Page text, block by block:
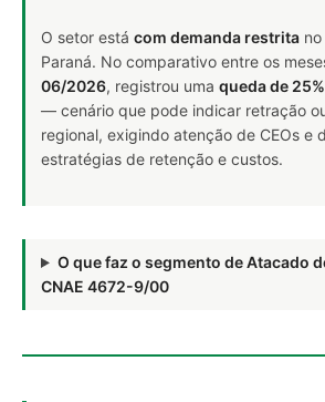
O setor está com demanda restrita
Paraná. No comparativo entre os
06/2026, registrou uma queda de 25%
— cenário que pode indicar retração
regional, exigindo atenção de CEOs e
estratégias de retenção e custos.
O que faz o segmento de Atacado
CNAE 4672-9/00